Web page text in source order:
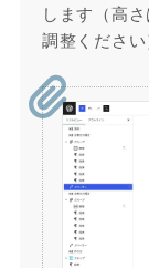
します（高
調整ください